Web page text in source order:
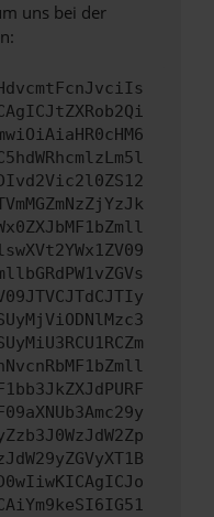
uns bei der